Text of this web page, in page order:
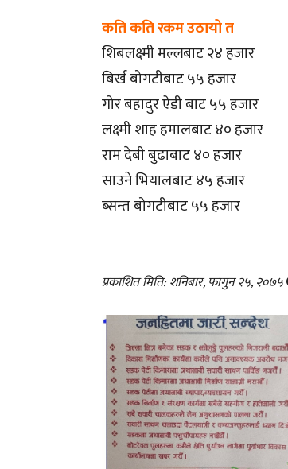
कति कति रकम उठायो त
शिबलक्ष्मी मल्लबाट २४ हजार
बिर्ख बोगटीबाट ५५ हजार
गोर बहादुर ऐडी बाट ५५ हजार
लक्ष्मी शाह हमालबाट ४० हजार
राम देबी बुढाबाट ४० हजार
साउने भियालबाट ४५ हजार
ब्सन्त बोगटीबाट ५५ हजार
प्रकाशित मिति: शनिबार, फागुन २५, २०७५